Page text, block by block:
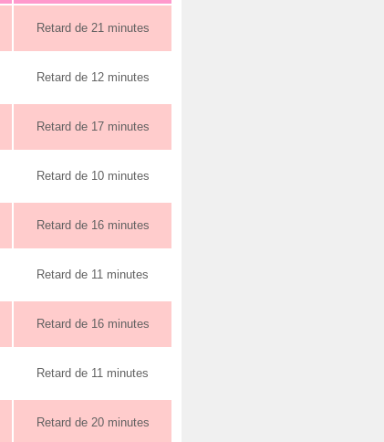
Retard de 21 minutes
Retard de 12 minutes
Retard de 17 minutes
Retard de 10 minutes
Retard de 16 minutes
Retard de 11 minutes
Retard de 16 minutes
Retard de 11 minutes
Retard de 20 minutes